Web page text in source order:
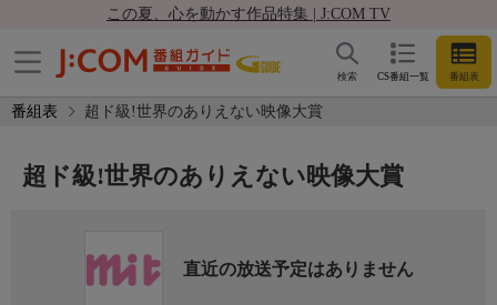
この夏、心を動かす作品特集 | J:COM TV
CS番組一覧 番組表
検索
番組表 超ド級!世界のありえない映像大賞
超ド級!世界のありえない映像大賞
直近の放送予定はありません